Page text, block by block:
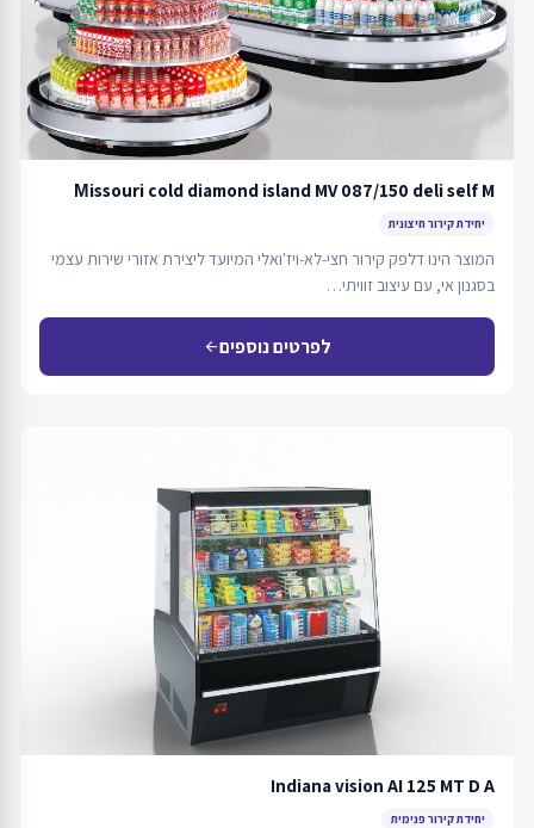
Мissouri cold diamond island MV 087/150 deli self M
יחידת קירור חיצונית
המוצר הינו דלפק קירור חצי-לא-ויז'ואלי המיועד ליצירת אזורי שירות עצמי
בסגנון אי, עם עיצוב זוויתי…
לפרטים נוספיםarrow_back
Indiana vision AI 125 MT D A
יחידת קירור פנימית